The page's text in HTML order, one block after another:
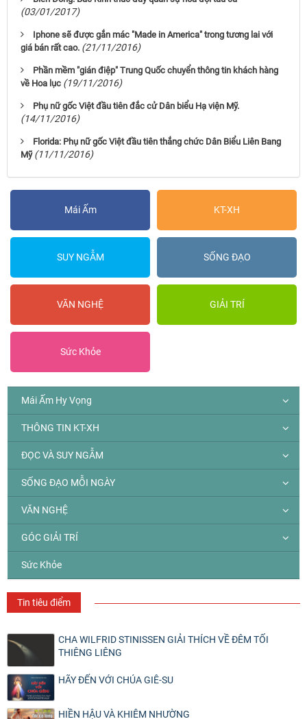
(03/01/2017)
Iphone sẽ được gắn mác "Made in America" trong tương lai với
giá bán rất cao. (21/11/2016)
Phần mềm "gián điệp" Trung Quốc chuyển thông tin khách hàng
về Hoa lục (19/11/2016)
Phụ nữ gốc Việt đầu tiên đắc cử Dân biểu Hạ viện Mỹ.
(14/11/2016)
Florida: Phụ nữ gốc Việt đầu tiên thắng chức Dân Biểu Liên Bang
Mỹ (11/11/2016)
Mái Ấm KT-XH
SUY NGẪM SỐNG ĐẠO
VĂN NGHỆ GIẢI TRÍ
Sức Khỏe
Mái Ấm Hy Vọng
THÔNG TIN KT-XH
ĐỌC VÀ SUY NGẪM
SỐNG ĐẠO MỖI NGÀY
VĂN NGHỆ
GÓC GIẢI TRÍ
Sức Khỏe
Tin tiêu điểm
CHA WILFRID STINISSEN GIẢI THÍCH VỀ ĐÊM TỐI
THIÊNG LIÊNG
HÃY ĐẾN VỚI CHÚA GIÊ-SU
HIỀN HẬU VÀ KHIÊM NHƯỜNG